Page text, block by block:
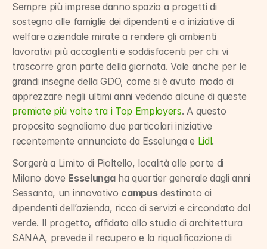
Sempre più imprese danno spazio a progetti di
sostegno alle famiglie dei dipendenti e a iniziative di
welfare aziendale mirate a rendere gli ambienti
lavorativi più accoglienti e soddisfacenti per chi vi
trascorre gran parte della giornata. Vale anche per le
grandi insegne della GDO, come si è avuto modo di
premiate più volte tra i Top Employers. A questo
proposito segnaliamo due particolari iniziative
recentemente annunciate da Esselunga e Lidl.
Sorgerà a Limito di Pioltello, località alle porte di
Milano dove Esselunga ha quartier generale dagli anni
Sessanta, un innovativo campus destinato ai
dipendenti dell’azienda, ricco di servizi e circondato dal
verde. Il progetto, affidato allo studio di architettura
SANAA, prevede il recupero e la riqualificazione di